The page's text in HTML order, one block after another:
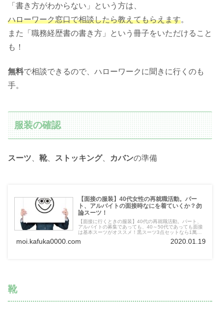
「書き方がわからない」という方は、
ハローワーク窓口で相談したら教えてもらえます。
また「職務経歴書の書き方」という冊子をいただけること
も！
無料で相談できるので、ハローワークに聞きに行くのも
手。
服装の確認
スーツ 靴、 ストッキング、 カバンの準備
【面接の服装】40代女性の再就職活動。パー
ト、アルバイトの面接時なにを着ていくか？勿
論スーツ！
【面接に行くときの服装】40代の再就職活動。パート、
アルバイトの募集であっても、40～50代であっても面接
は基本スーツがオススメ！黒スーツ3点セットなら1萬円
第一印象で負けちゃうかも。
moi.kafuka0000.com 2020.01.19
靴